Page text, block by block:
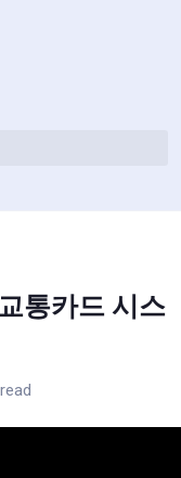
통카드 시스